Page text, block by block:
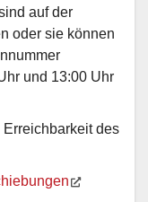
auf der
oder sie können
und 13:00 Uhr
des